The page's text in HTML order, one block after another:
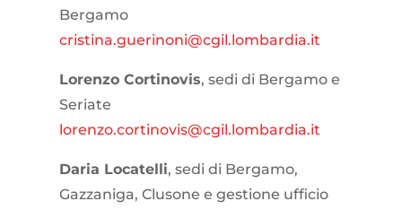
Bergamo
cristina.guerinoni@cgil.lombardia.it
Lorenzo Cortinovis, sedi di Bergamo e
Seriate
lorenzo.cortinovis@cgil.lombardia.it
Daria Locatelli, sedi di Bergamo,
Gazzaniga, Clusone e gestione ufficio